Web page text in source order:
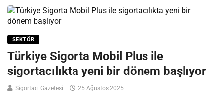
SEKTÖR
Türkiye Sigorta Mobil Plus ile
sigortacılıkta yeni bir dönem başlıyor
Sigortacı Gazetesi 25 Ağustos 2025